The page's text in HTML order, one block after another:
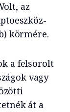
az
körmére.
a felsorolt
vagy
át a